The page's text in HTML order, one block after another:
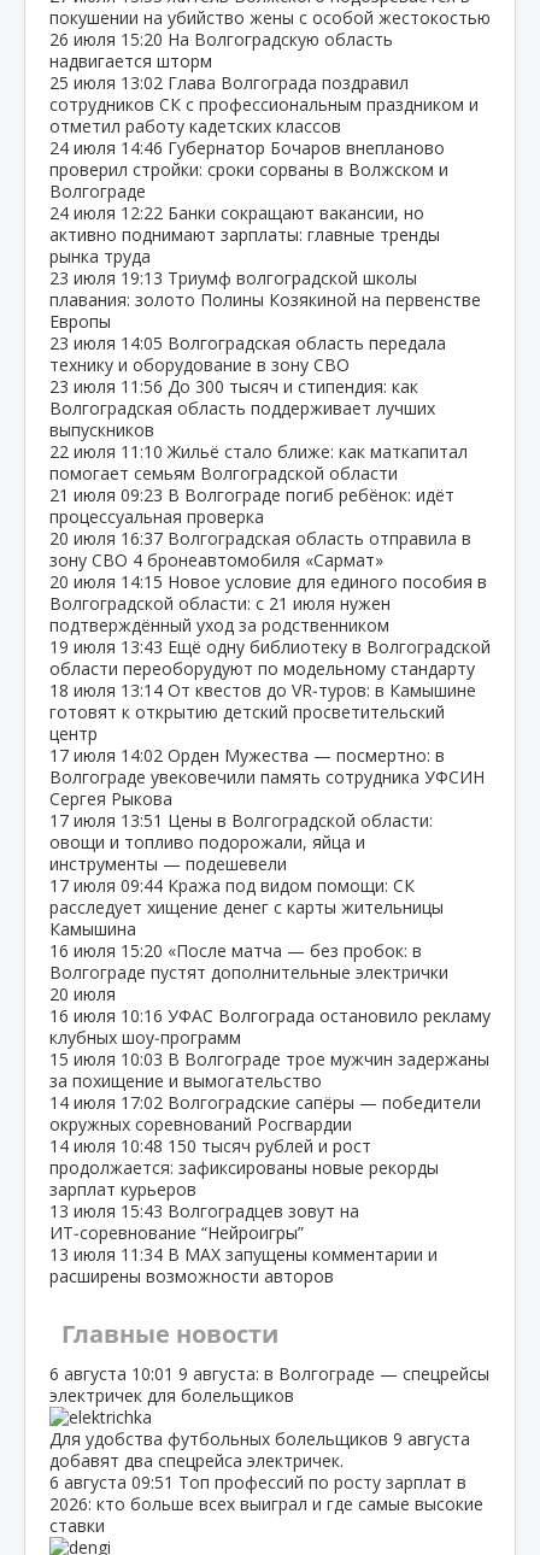
покушении на убийство жены с особой жестокостью
26 июля 15:20 На Волгоградскую область
надвигается шторм
25 июля 13:02 Глава Волгограда поздравил
сотрудников СК с профессиональным праздником и
отметил работу кадетских классов
24 июля 14:46 Губернатор Бочаров внепланово
проверил стройки: сроки сорваны в Волжском и
Волгограде
24 июля 12:22 Банки сокращают вакансии, но
активно поднимают зарплаты: главные тренды
рынка труда
23 июля 19:13 Триумф волгоградской школы
плавания: золото Полины Козякиной на первенстве
Европы
23 июля 14:05 Волгоградская область передала
технику и оборудование в зону СВО
23 июля 11:56 До 300 тысяч и стипендия: как
Волгоградская область поддерживает лучших
выпускников
22 июля 11:10 Жильё стало ближе: как маткапитал
помогает семьям Волгоградской области
21 июля 09:23 В Волгограде погиб ребёнок: идёт
процессуальная проверка
20 июля 16:37 Волгоградская область отправила в
зону СВО 4 бронеавтомобиля «Сармат»
20 июля 14:15 Новое условие для единого пособия в
Волгоградской области: с 21 июля нужен
подтверждённый уход за родственником
19 июля 13:43 Ещё одну библиотеку в Волгоградской
области переоборудуют по модельному стандарту
18 июля 13:14 От квестов до VR‑туров: в Камышине
готовят к открытию детский просветительский
центр
17 июля 14:02 Орден Мужества — посмертно: в
Волгограде увековечили память сотрудника УФСИН
Сергея Рыкова
17 июля 13:51 Цены в Волгоградской области:
овощи и топливо подорожали, яйца и
инструменты — подешевели
17 июля 09:44 Кража под видом помощи: СК
расследует хищение денег с карты жительницы
Камышина
16 июля 15:20 «После матча — без пробок: в
Волгограде пустят дополнительные электрички
20 июля
16 июля 10:16 УФАС Волгограда остановило рекламу
клубных шоу‑программ
15 июля 10:03 В Волгограде трое мужчин задержаны
за похищение и вымогательство
14 июля 17:02 Волгоградские сапёры — победители
окружных соревнований Росгвардии
14 июля 10:48 150 тысяч рублей и рост
продолжается: зафиксированы новые рекорды
зарплат курьеров
13 июля 15:43 Волгоградцев зовут на
ИТ‑соревнование “Нейроигры”
13 июля 11:34 В МАХ запущены комментарии и
расширены возможности авторов
Главные новости
6 августа 10:01 9 августа: в Волгограде — спецрейсы
электричек для болельщиков
Для удобства футбольных болельщиков 9 августа
добавят два спецрейса электричек.
6 августа 09:51 Топ профессий по росту зарплат в
2026: кто больше всех выиграл и где самые высокие
ставки